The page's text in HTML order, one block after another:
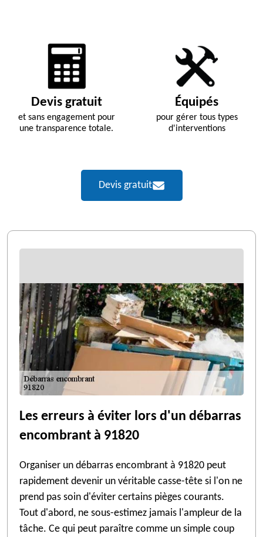
Devis gratuit
et sans engagement pour
une transparence totale.
Équipés
pour gérer tous types
d'interventions
Devis gratuit
Les erreurs à éviter lors d'un débarras
encombrant à 91820
Organiser un débarras encombrant à 91820 peut
rapidement devenir un véritable casse-tête si l'on ne
prend pas soin d'éviter certains pièges courants.
Tout d'abord, ne sous-estimez jamais l'ampleur de la
tâche. Ce qui peut paraître comme un simple coup